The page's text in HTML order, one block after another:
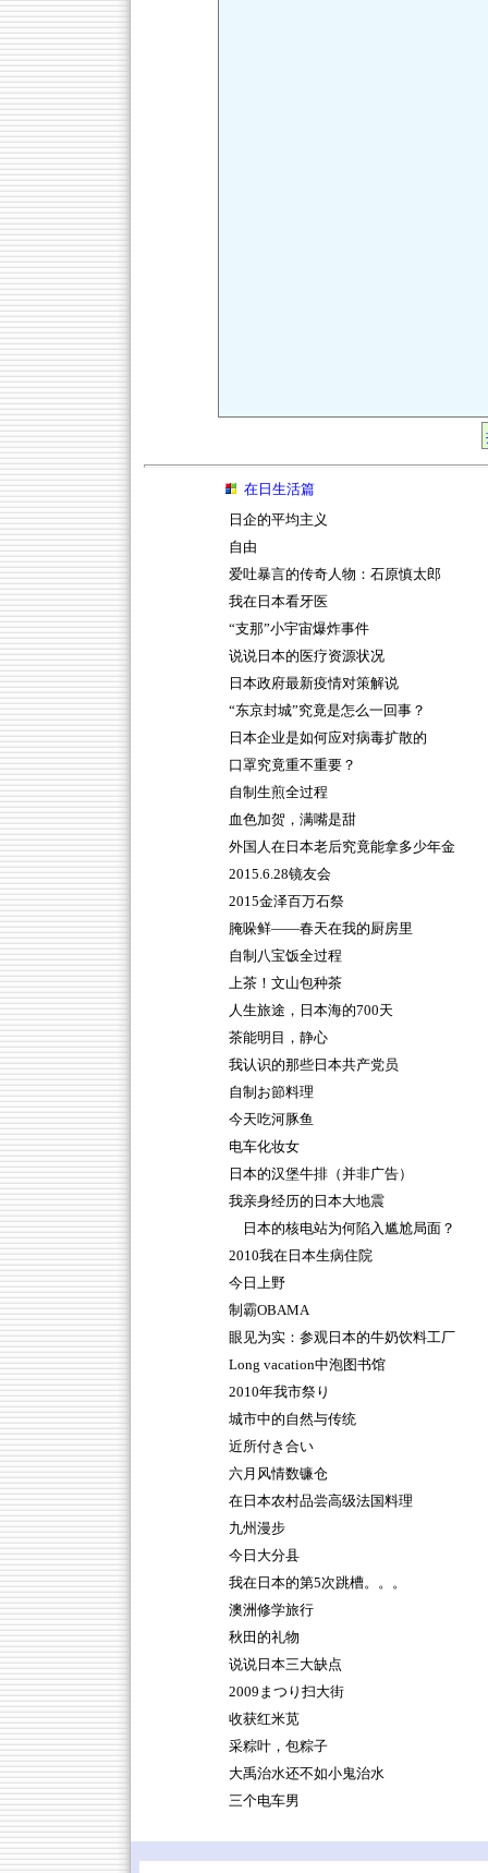
在日生活篇
日企的平均主义
自由
爱吐暴言的传奇人物：石原慎太郎
我在日本看牙医
“支那”小宇宙爆炸事件
说说日本的医疗资源状况
日本政府最新疫情对策解说
“东京封城”究竟是怎么一回事？
日本企业是如何应对病毒扩散的
口罩究竟重不重要？
自制生煎全过程
血色加贺，满嘴是甜
外国人在日本老后究竟能拿多少年金
2015.6.28镜友会
2015金泽百万石祭
腌哚鲜——春天在我的厨房里
自制八宝饭全过程
上茶！文山包种茶
人生旅途，日本海的700天
茶能明目，静心
我认识的那些日本共产党员
自制お節料理
今天吃河豚鱼
电车化妆女
日本的汉堡牛排（并非广告）
我亲身经历的日本大地震
日本的核电站为何陷入尴尬局面？
2010我在日本生病住院
今日上野
制霸OBAMA
眼见为实：参观日本的牛奶饮料工厂
Long vacation中泡图书馆
2010年我市祭り
城市中的自然与传统
近所付き合い
六月风情数镰仓
在日本农村品尝高级法国料理
九州漫步
今日大分县
我在日本的第5次跳槽。。。
澳洲修学旅行
秋田的礼物
说说日本三大缺点
2009まつり扫大街
收获红米苋
采粽叶，包粽子
大禹治水还不如小鬼治水
三个电车男